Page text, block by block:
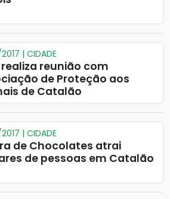
| CIDADE
reunião com
de Proteção aos
de Catalão
| CIDADE
de Chocolates atrai
de pessoas em Catalão